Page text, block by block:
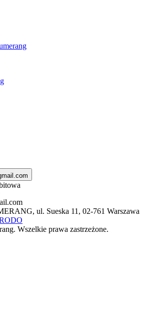
ul. Sueska 11, 02-761 Warszawa
Wszelkie prawa zastrzeżone.